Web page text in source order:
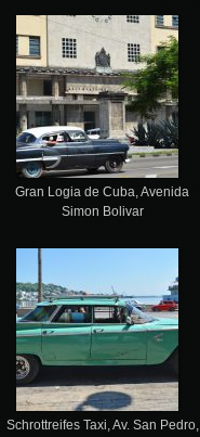
Gran Logia de Cuba, Avenida
Simon Bolivar
Schrottreifes Taxi, Av. San Pedro,